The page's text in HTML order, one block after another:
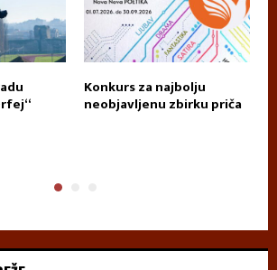
Konkurs za najbolju
neobjavljenu zbirku priča